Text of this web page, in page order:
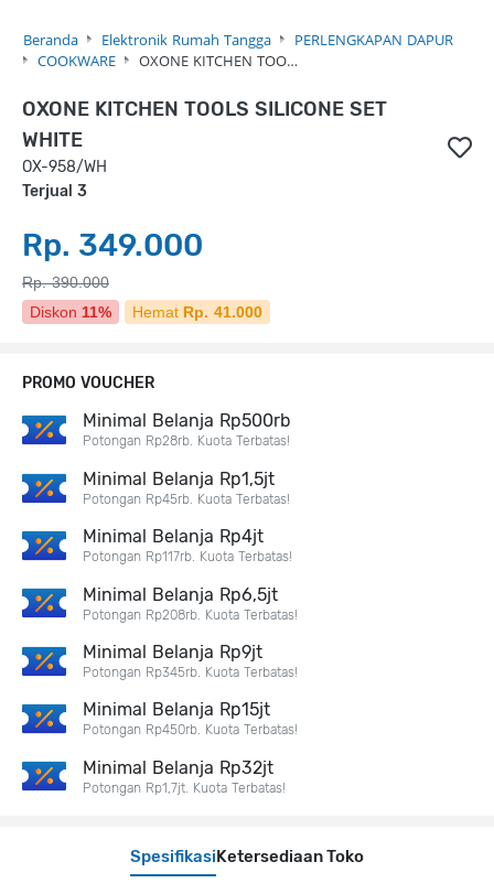
Beranda Elektronik Rumah Tangga
PERLENGKAPAN DAPUR
COOKWARE
OXONE KITCHEN TOO…
OXONE KITCHEN TOOLS SILICONE SET
WHITE
OX-958/WH
Terjual 3
Rp. 349.000
Rp. 390.000
Diskon 11% Hemat Rp. 41.000
Spesifikasi Ketersediaan Toko
PROMO VOUCHER
Minimal Belanja Rp500rb
Potongan Rp28rb. Kuota Terbatas!
Minimal Belanja Rp1,5jt
Potongan Rp45rb. Kuota Terbatas!
Minimal Belanja Rp4jt
Potongan Rp117rb. Kuota Terbatas!
Minimal Belanja Rp6,5jt
Potongan Rp208rb. Kuota Terbatas!
Minimal Belanja Rp9jt
Potongan Rp345rb. Kuota Terbatas!
Minimal Belanja Rp15jt
Potongan Rp450rb. Kuota Terbatas!
Minimal Belanja Rp32jt
Potongan Rp1,7jt. Kuota Terbatas!